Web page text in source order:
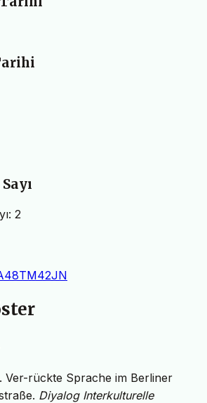
2
Ver-rückte Sprache im Berliner
Diyalog Interkulturelle